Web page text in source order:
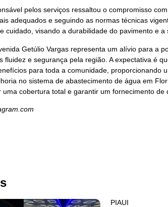
pelos serviços ressaltou o compromisso
adequados e seguindo as normas técnicas
cuidado, visando a durabilidade do pavimento e
Getúlio Vargas representa um alívio para a
fluidez e segurança pela região. A expectativa é
para toda a comunidade, proporcionando
no sistema de abastecimento de água em
uma cobertura total e garantir um fornecimento de
PIAUI